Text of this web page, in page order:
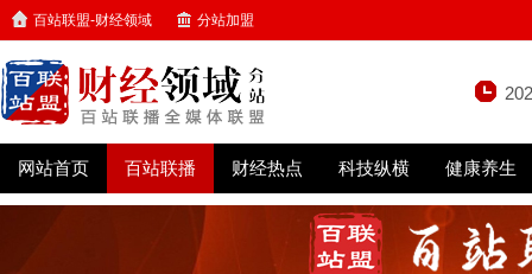
百站联盟-财经领域 分站加盟
网站首页 百站联播 财经热点 科技纵横 健康养生